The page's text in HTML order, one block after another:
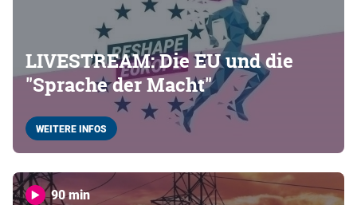
LIVESTREAM: Die EU und die
"Sprache der Macht"
WEITERE INFOS
90 min